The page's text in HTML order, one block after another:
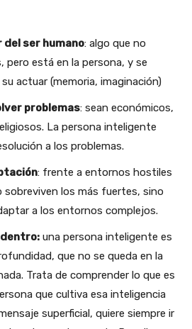
ser humano: algo que no
pero está en la persona, y se
actuar (memoria, imaginación)
problemas: sean económicos,
La persona inteligente
a los problemas.
: frente a entornos hostiles
sobreviven los más fuertes, sino
a los entornos complejos.
dentro: una persona inteligente es
que no se queda en la
Trata de comprender lo que es
que cultiva esa inteligencia
superficial, quiere siempre ir